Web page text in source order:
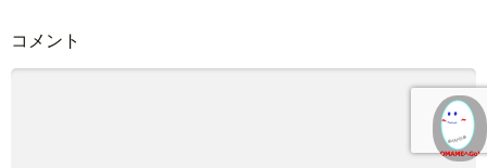
コメント